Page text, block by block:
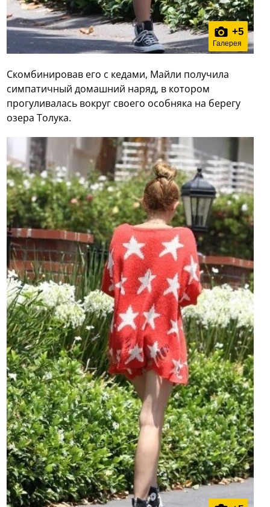
+5
Галерея
Скомбинировав его с кедами, Майли получила
симпатичный домашний наряд, в котором
прогуливалась вокруг своего особняка на берегу
озера Толука.